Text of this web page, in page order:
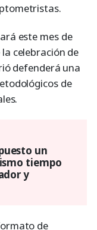
este mes de
celebración de
defenderá una
de
un
tiempo
y
de